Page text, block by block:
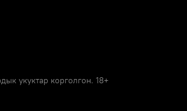
укуктар корголгон. 18+